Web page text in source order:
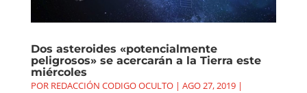
Dos asteroides «potencialmente
peligrosos» se acercarán a la Tierra este
miércoles
POR REDACCIÓN CODIGO OCULTO| AGO 27, 2019|